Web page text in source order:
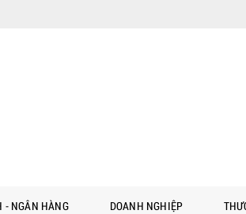
- NGÂN HÀNG DOANH NGHIỆP